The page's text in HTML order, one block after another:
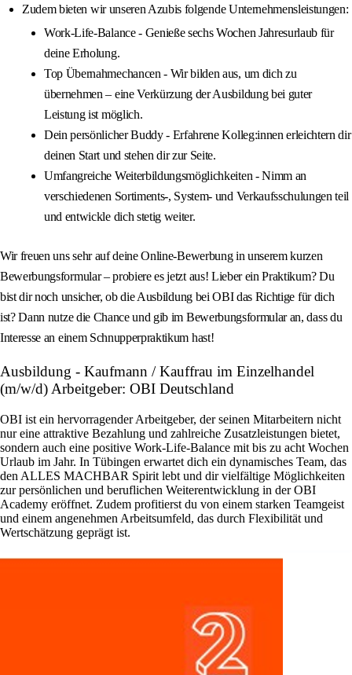
Zudem bieten wir unseren Azubis folgende Unternehmensleistungen:
Work-Life-Balance - Genieße sechs Wochen Jahresurlaub für
deine Erholung.
Top Übernahmechancen - Wir bilden aus, um dich zu
übernehmen – eine Verkürzung der Ausbildung bei guter
Leistung ist möglich.
Dein persönlicher Buddy - Erfahrene Kolleg:innen erleichtern dir
deinen Start und stehen dir zur Seite.
Umfangreiche Weiterbildungsmöglichkeiten - Nimm an
verschiedenen Sortiments-, System- und Verkaufsschulungen teil
und entwickle dich stetig weiter.
Wir freuen uns sehr auf deine Online-Bewerbung in unserem kurzen
Bewerbungsformular – probiere es jetzt aus! Lieber ein Praktikum? Du
bist dir noch unsicher, ob die Ausbildung bei OBI das Richtige für dich
ist? Dann nutze die Chance und gib im Bewerbungsformular an, dass du
Interesse an einem Schnupperpraktikum hast!
Ausbildung - Kaufmann / Kauffrau im Einzelhandel
(m/w/d) Arbeitgeber: OBI Deutschland
OBI ist ein hervorragender Arbeitgeber, der seinen Mitarbeitern nicht
nur eine attraktive Bezahlung und zahlreiche Zusatzleistungen bietet,
sondern auch eine positive Work-Life-Balance mit bis zu acht Wochen
Urlaub im Jahr. In Tübingen erwartet dich ein dynamisches Team, das
den ALLES MACHBAR Spirit lebt und dir vielfältige Möglichkeiten
zur persönlichen und beruflichen Weiterentwicklung in der OBI
Academy eröffnet. Zudem profitierst du von einem starken Teamgeist
und einem angenehmen Arbeitsumfeld, das durch Flexibilität und
Wertschätzung geprägt ist.